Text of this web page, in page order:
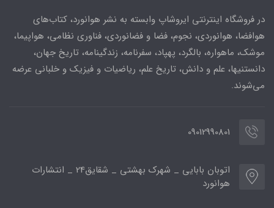
در فروشگاه اینترنتی ایروشاپ وابسته به نشر هوانورد، کتاب‌های
هوافضا، هوانوردی، نجوم، فضا و فضانوردی، فناوری نظامی، هواپیما،
موشک، ماهواره، بالگرد، پهپاد، سفرنامه، زندگینامه، تاریخ جهان،
دانستنیها، علم و دانش، تاریخ علم، ریاضیات و فیزیک و خلبانی عرضه
می‌شوند.
09012990801
اتوبان بابایی _ شهرک بهشتی _ شقایق24 _ انتشارات
هوانورد